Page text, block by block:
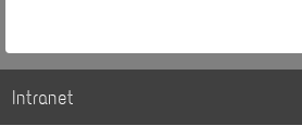
Intranet